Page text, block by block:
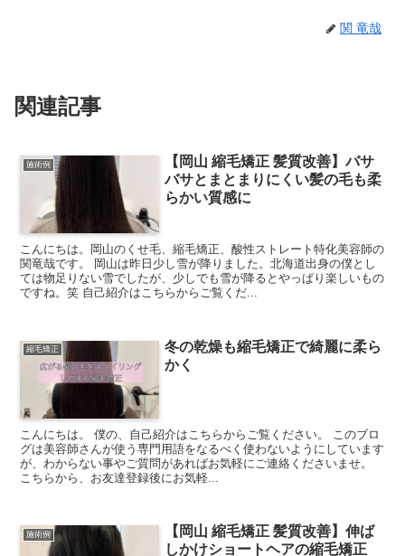
関 竜哉
関連記事
施術例
【岡山 縮毛矯正 髪質改善】バサ
バサとまとまりにくい髪の毛も柔
らかい質感に
こんにちは。岡山のくせ毛、縮毛矯正、酸性ストレート特化美容師の
関竜哉です。 岡山は昨日少し雪が降りました。北海道出身の僕とし
ては物足りない雪でしたが、少しでも雪が降るとやっぱり楽しいもの
ですね。笑 自己紹介はこちらからご覧くだ...
縮毛矯正
冬の乾燥も縮毛矯正で綺麗に柔ら
かく
こんにちは。 僕の、自己紹介はこちらからご覧ください。 このブロ
グは美容師さんが使う専門用語をなるべく使わないようにしています
が、わからない事やご質問があればお気軽にご連絡くださいませ。
こちらから、お友達登録後にお気軽...
施術例
【岡山 縮毛矯正 髪質改善】伸ば
しかけショートヘアの縮毛矯正